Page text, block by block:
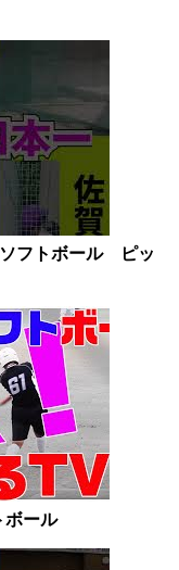
フトボール ピッ
ール